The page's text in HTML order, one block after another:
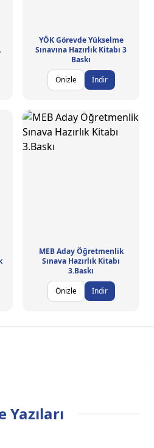
YÖK Görevde Yükselme
Sınavına Hazırlık Kitabı 3
Baskı
Önizle
İndir
MEB Aday Öğretmenlik
Sınava Hazırlık Kitabı
3.Baskı
Önizle
İndir
Yazıları